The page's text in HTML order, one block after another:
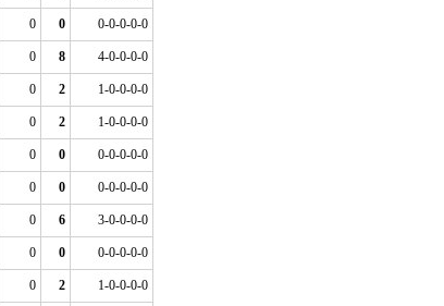
0 0 0-0-0-0-0
0 8 4-0-0-0-0
0 2 1-0-0-0-0
0 2 1-0-0-0-0
0 0 0-0-0-0-0
0 0 0-0-0-0-0
0 6 3-0-0-0-0
0 0 0-0-0-0-0
0 2 1-0-0-0-0